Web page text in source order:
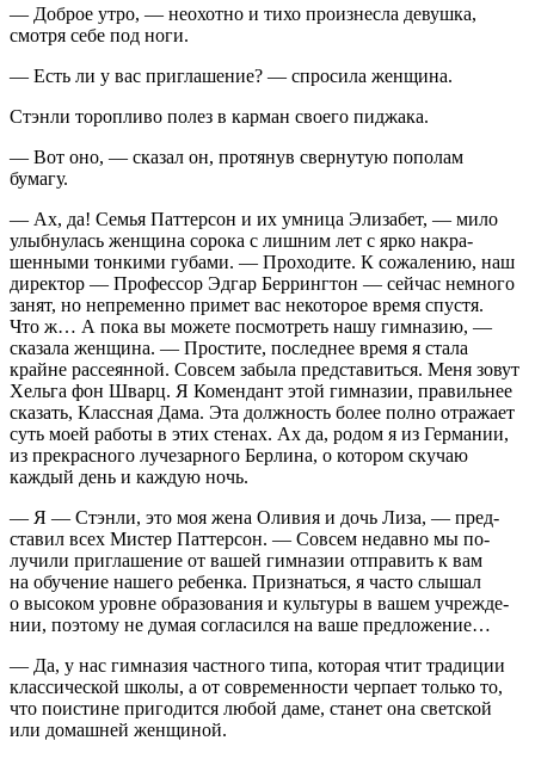
— Доброе утро, — неохотно и тихо произнесла девушка,
смотря себе под ноги.
— Есть ли у вас приглашение? — спросила женщина.
Стэнли торопливо полез в карман своего пиджака.
— Вот оно, — сказал он, протянув свернутую пополам
бумагу.
— Ах, да! Семья Паттерсон и их умница Элизабет, — мило
улыбнулась женщина сорока с лишним лет с ярко накра­
шенными тонкими губами. — Проходите. К сожалению, наш
директор — Профессор Эдгар Беррингтон — сейчас не­много
занят, но непременно примет вас некоторое время спустя.
Что ж… А пока вы можете посмотреть нашу гим­назию, —
сказала женщина. — Простите, последнее время я стала
крайне рассеянной. Совсем забыла представиться. Меня зовут
Хельга фон Шварц. Я Комендант этой гимна­зии, правильнее
сказать, Классная Дама. Эта должность бо­лее полно отражает
суть моей работы в этих стенах. Ах да, родом я из Германии,
из прекрасного лучезарного Берлина, о котором скучаю
каждый день и каждую ночь.
— Я — Стэнли, это моя жена Оливия и дочь Лиза, — пред­
ставил всех Мистер Паттерсон. — Совсем недавно мы по­
лучили приглашение от вашей гимназии отправить к вам
на обучение нашего ребенка. Признаться, я часто слышал
о высоком уровне образования и культуры в вашем учрежде­
нии, поэтому не думая согласился на ваше предложение…
— Да, у нас гимназия частного типа, которая чтит тра­диции
классической школы, а от современности черпает только то,
что поистине пригодится любой даме, станет она светской
или домашней женщиной.